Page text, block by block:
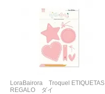
LoraBairora Troquel ETIQUETAS
REGALO ダイ